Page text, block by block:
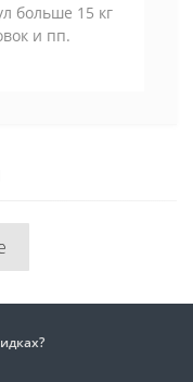
больше 15 кг
и пп.